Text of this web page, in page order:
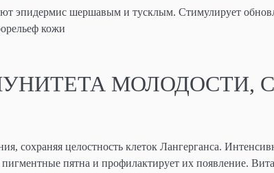
эпидермис шершавым и тусклым. Стимулирует
кожи
МОЛОДОСТИ, С
сохраняя целостность клеток Лангерганса.
пятна и профилактирует их появление.